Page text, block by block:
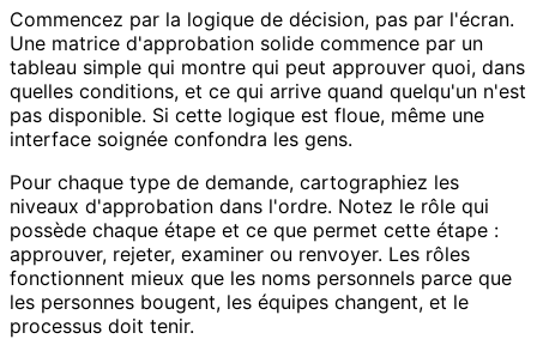
Commencez par la logique de décision, pas par l'écran.
Une matrice d'approbation solide commence par un
tableau simple qui montre qui peut approuver quoi, dans
quelles conditions, et ce qui arrive quand quelqu'un n'est
pas disponible. Si cette logique est floue, même une
interface soignée confondra les gens.
Pour chaque type de demande, cartographiez les
niveaux d'approbation dans l'ordre. Notez le rôle qui
possède chaque étape et ce que permet cette étape :
approuver, rejeter, examiner ou renvoyer. Les rôles
fonctionnent mieux que les noms personnels parce que
les personnes bougent, les équipes changent, et le
processus doit tenir.